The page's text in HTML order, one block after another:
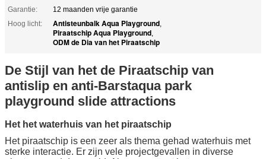
Garantie:
12 maanden vrije garantie
Hoog licht:
Antisteunbalk Aqua Playground,
Piraatschip Aqua Playground,
ODM de Dia van het Piraatschip
De Stijl van het de Piraatschip van
antislip en anti-Barstaqua park
playground slide attractions
Het het waterhuis van het piraatschip
Het piraatschip is een zeer als thema gehad waterhuis met
sterke interactie. Er zijn vele projectgevallen in diverse